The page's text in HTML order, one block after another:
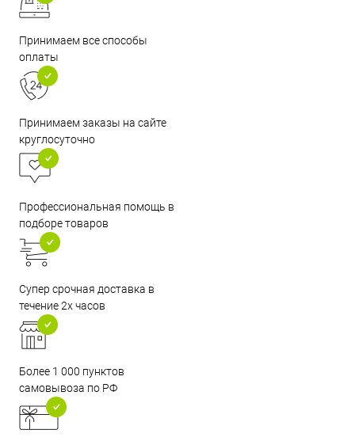
Принимаем все способы
оплаты
Принимаем заказы на сайте
круглосуточно
Профессиональная помощь в
подборе товаров
Супер срочная доставка в
течение 2х часов
Более 1 000 пунктов
самовывоза по РФ